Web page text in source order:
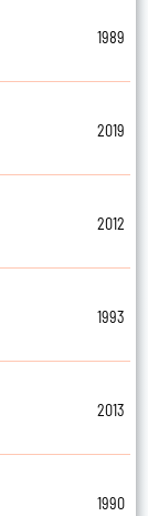
1989
2019
2012
1993
2013
1990